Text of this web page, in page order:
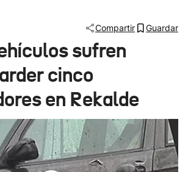
Ikusmiran
Eguraldia
Compartir Guardar
sufren
cinco
en Rekalde